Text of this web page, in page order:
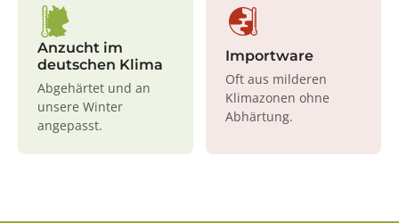
Anzucht im
deutschen Klima
Abgehärtet und an
unsere Winter
angepasst.
Importware
Oft aus milderen
Klimazonen ohne
Abhärtung.